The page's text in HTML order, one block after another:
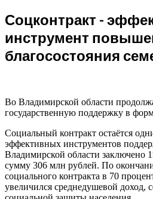
Соцконтракт -
инструмент
благосостояния
Во Владимирской области
государственную поддержку в
Социальный контракт остаётся
эффективных инструментов
Владимирской области заключено
сумму 306 млн рублей. По
социального контракта в 70
увеличился среднедушевой доход,